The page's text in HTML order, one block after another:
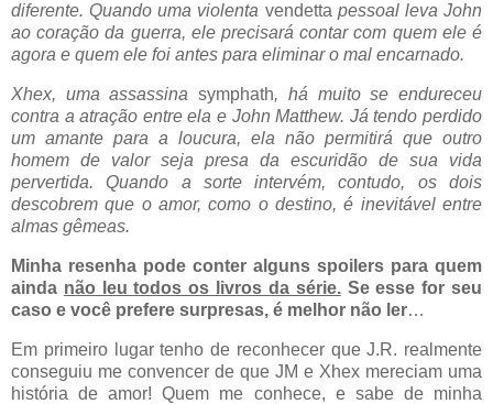
diferente. Quando uma violenta vendetta pessoal leva John
ao coração da guerra, ele precisará contar com quem ele é
agora e quem ele foi antes para eliminar o mal encarnado.
Xhex, uma assassina symphath, há muito se endureceu
contra a atração entre ela e John Matthew. Já tendo perdido
um amante para a loucura, ela não permitirá que outro
homem de valor seja presa da escuridão de sua vida
pervertida. Quando a sorte intervém, contudo, os dois
descobrem que o amor, como o destino, é inevitável entre
almas gêmeas.
Minha resenha pode conter alguns spoilers para quem
ainda não leu todos os livros da série.Se esse for seu
caso e você prefere surpresas, é melhor não ler…
Em primeiro lugar tenho de reconhecer que J.R. realmente
conseguiu me convencer de que JM e Xhex mereciam uma
história de amor! Quem me conhece, e sabe de minha